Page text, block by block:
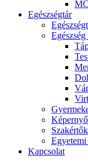
Egészségtár
Egyetemi
Kapcsolat